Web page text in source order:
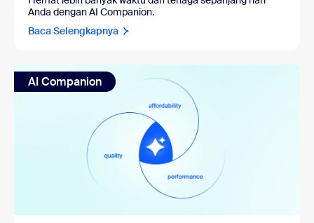
Anda dengan AI Companion.
Baca Selengkapnya
AI Companion